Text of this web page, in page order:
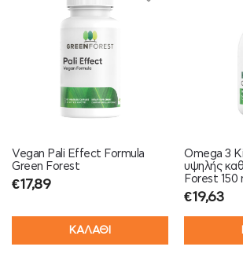
Vegan Pali Effect Formula
Green Forest
€17,89
ΚΑΛΑΘΙ
Omega 3
υψηλής
Forest 150
€19,63